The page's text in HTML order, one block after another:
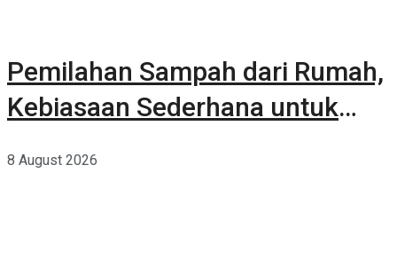
Pemilahan Sampah dari Rumah,
Kebiasaan Sederhana untuk
8 August 2026